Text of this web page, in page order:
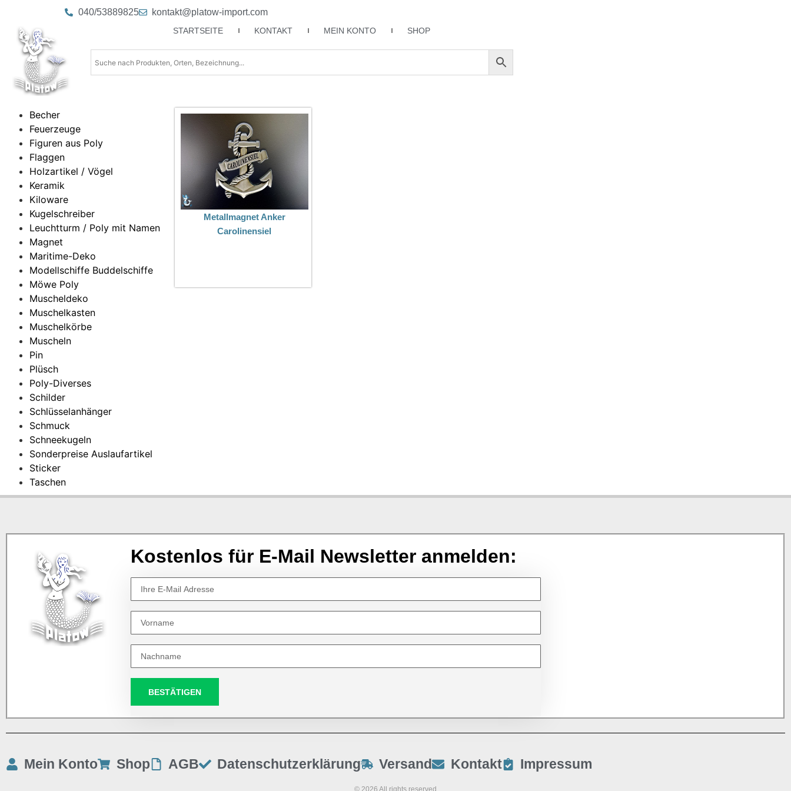
040/53889825 kontakt@platow-import.com
STARTSEITE KONTAKT MEIN KONTO SHOP
Becher
Feuerzeuge
Figuren aus Poly
Flaggen
Holzartikel / Vögel
Keramik
Kiloware
Kugelschreiber
Leuchtturm / Poly mit Namen
Magnet
Maritime-Deko
Modellschiffe Buddelschiffe
Möwe Poly
Muscheldeko
Muschelkasten
Muschelkörbe
Muscheln
Pin
Plüsch
Poly-Diverses
Schilder
Schlüsselanhänger
Schmuck
Schneekugeln
Sonderpreise Auslaufartikel
Sticker
Taschen
Metallmagnet Anker
Carolinensiel
Kostenlos für E-Mail Newsletter anmelden:
BESTÄTIGEN
Mein Konto Shop AGB Datenschutzerklärung Versand Kontakt Impressum